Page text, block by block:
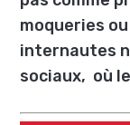
moqueries
internautes
sociaux, où